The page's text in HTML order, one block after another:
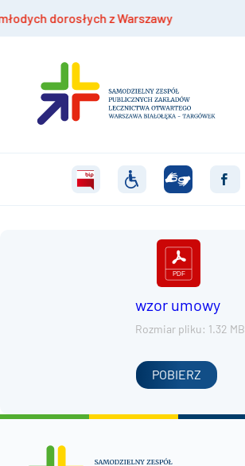
dorosłych z Warszawy
wzor umowy
Rozmiar pliku: 1.32 MB
POBIERZ